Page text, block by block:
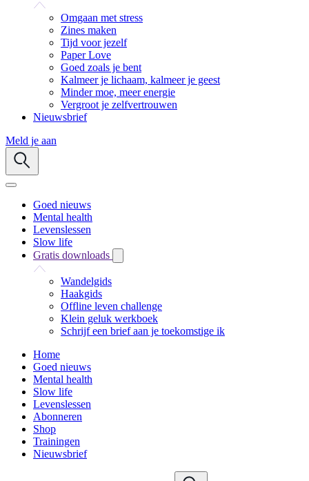
Omgaan met stress
Zines maken
Tijd voor jezelf
Paper Love
Goed zoals je bent
Kalmeer je lichaam, kalmeer je geest
Minder moe, meer energie
Vergroot je zelfvertrouwen
Nieuwsbrief
Meld je aan
Goed nieuws
Mental health
Levenslessen
Slow life
Gratis downloads
Wandelgids
Haakgids
Offline leven challenge
Klein geluk werkboek
Schrijf een brief aan je toekomstige ik
Home
Goed nieuws
Mental health
Slow life
Levenslessen
Abonneren
Shop
Trainingen
Nieuwsbrief